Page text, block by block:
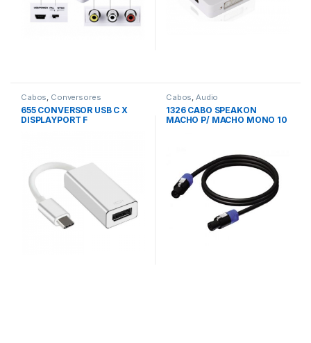
Cabos Conversores
655 CONVERSOR USB C X
DISPLAYPORT F
Cabos Audio
1326 CABO SPEAKON
MACHO P/ MACHO MONO 10